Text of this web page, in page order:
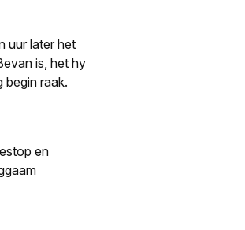
uur later het
is, het hy
begin raak.
en